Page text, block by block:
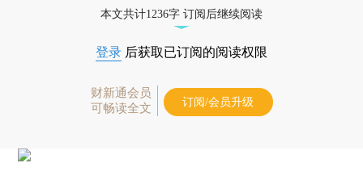
本文共计1236字 订阅后继续阅读
登录 后获取已订阅的阅读权限
财新通会员
可畅读全文
订阅/会员升级